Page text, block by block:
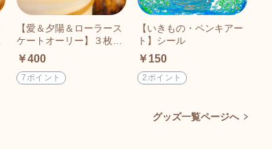
【愛＆夕陽＆ローラース
ケートオーリー】３枚セ
ットMUTポストカード
￥400
7ポイント
【いきもの・ペンキアー
ト】シール
￥150
2ポイント
グッズ一覧ページへ